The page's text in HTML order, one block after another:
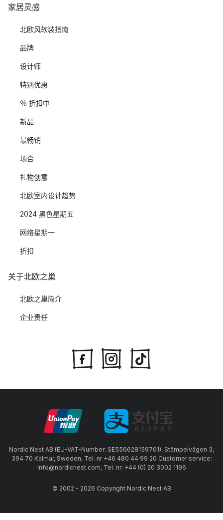
家居灵感
北欧风软装指南
品牌
设计师
特别优惠
％ 折扣中
新品
最畅销
场合
礼物创意
北欧室内设计趋势
2024 黑色星期五
网络星期一
折扣
关于北欧之巢
北欧之巢简介
企业责任
Nordic Nest AB (EU-VAT-Number: SE556628159701), Stämpelvägen 3,
394 70 Kalmar, Sweden, Tel. nr +46 480 44 99 20 Customer service:
info@nordicnest.com, Tel. nr: +44 (0) 20 3002 1196
© 2002 - 2026 Copyright Nordic Nest AB